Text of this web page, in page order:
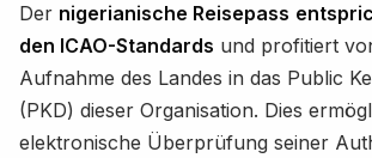
Der nigerianische Reisepass
den ICAO-Standards und profitiert
Aufnahme des Landes in das Public
(PKD) dieser Organisation. Dies
elektronische Überprüfung seiner